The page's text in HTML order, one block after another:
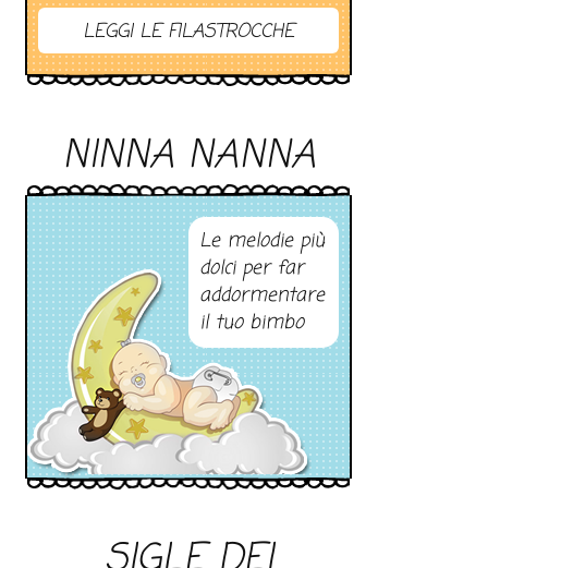
LEGGI LE FILASTROCCHE
NINNA NANNA
Le melodie più
dolci per far
addormentare
il tuo bimbo